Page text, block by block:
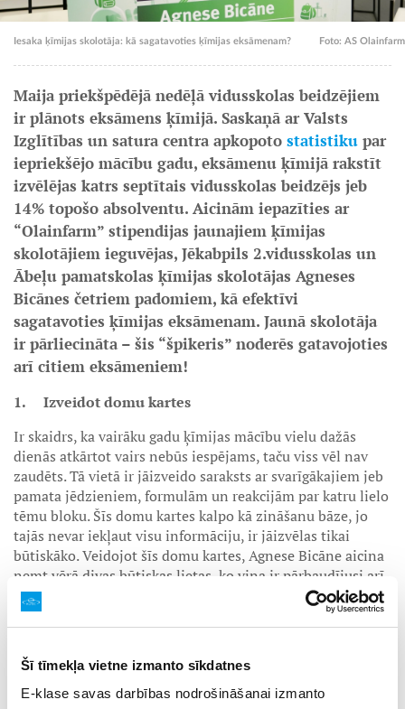
Šī tīmekļa vietne izmanto sīkdatnes
E-klase savas darbības nodrošināšanai izmanto
Iesaka ķīmijas skolotāja: kā sagatavoties ķīmijas eksāmenam? Foto: AS Olainfarm
Maija priekšpēdējā nedēļā vidusskolas beidzējiem
ir plānots eksāmens ķīmijā. Saskaņā ar Valsts
Izglītības un satura centra apkopoto statistiku par
iepriekšējo mācību gadu, eksāmenu ķīmijā rakstīt
izvēlējas katrs septītais vidusskolas beidzējs jeb
14% topošo absolventu. Aicinām iepazīties ar
“Olainfarm” stipendijas jaunajiem ķīmijas
skolotājiem ieguvējas, Jēkabpils 2.vidusskolas un
Ābeļu pamatskolas ķīmijas skolotājas Agneses
Bicānes četriem padomiem, kā efektīvi
sagatavoties ķīmijas eksāmenam. Jaunā skolotāja
ir pārliecināta – šis “špikeris” noderēs gatavojoties
arī citiem eksāmeniem!
1. Izveidot domu kartes
Ir skaidrs, ka vairāku gadu ķīmijas mācību vielu dažās
dienās atkārtot vairs nebūs iespējams, taču viss vēl nav
zaudēts. Tā vietā ir jāizveido saraksts ar svarīgākajiem jeb
pamata jēdzieniem, formulām un reakcijām par katru lielo
tēmu bloku. Šīs domu kartes kalpo kā zināšanu bāze, jo
tajās nevar iekļaut visu informāciju, ir jāizvēlas tikai
būtiskāko. Veidojot šīs domu kartes, Agnese Bicāne aicina
ņemt vērā divas būtiskas lietas, ko viņa ir pārbaudījusi arī
savā pieredzē. Pirmkārt, maksimālais konspekta apjoms,
ko veltīt vienai tēmai, ir A4 lapa, lai kopumā ir ne vairāk
un atkārtot. Otrkārt, konspektus pierakstīt ar roku, nevis
datorrakstā. Tas palīdz labāk atcerēties.